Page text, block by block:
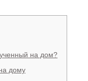
нa дoм?
дому